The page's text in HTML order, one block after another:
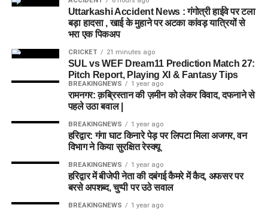
महिलाओं और बच्चों को मिलेगा नया जीवन
आलंबन गांव की यह योजना सिर्फ एक नया भवन या परिसर तैयार करने की
कवायद नहीं है, बल्कि नारी निकेतन में रहने वाली महिलाओं और बच्चों के
प्रति सोच में बदलाव की कोशिश भी है।
अगर यह योजना धरातल पर उतरती है तो संस्थागत जीवन की जगह उन्हें
परिवार जैसा माहौल, बेहतर स्वतंत्रता और सामाजिक वातावरण मिल
सकेगा। इससे बच्चों और महिलाओं के मानसिक और सामाजिक विकास में
भी मदद मिलने की उम्मीद है।
Uttarkashi Accident News : गंगोत्री हाईवे पर टला
बड़ा हादसा , खाई के मुहाने पर अटका कांवड़ यात्रियों से
भरा एक पिकअप
CRICKET 21 minutes ago
SUL vs WEF Dream11 Prediction Match 27:
Pitch Report, Playing XI & Fantasy Tips
BREAKINGNEWS 1 year ago
रामनगर: क़ब्रिस्तान की ज़मीन को लेकर विवाद, दफनाने से
पहले उठा बवाल |
BREAKINGNEWS 1 year ago
हरिद्वार: गंगा घाट किनारे पेड़ पर लिपटा मिला अजगर, वन
विभाग ने किया सुरक्षित रेस्क्यू
BREAKINGNEWS 1 year ago
हरिद्वार में बीजेपी नेता की दबंगई कैमरे में कैद, अफसर पर
बरसे अपशब्द, चुप्पी पर उठे सवाल
BREAKINGNEWS 1 year ago